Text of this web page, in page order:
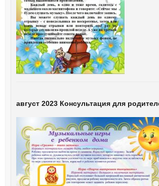
август 2023 Консультация для